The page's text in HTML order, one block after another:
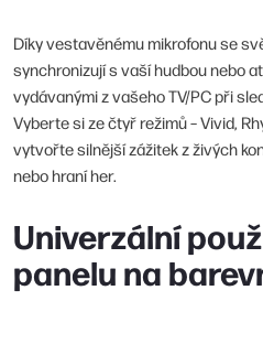
Díky vestavěnému mikrofonu se
synchronizují s vaší hudbou nebo
vydávanými z vašeho TV/PC při
Vyberte si ze čtyř režimů – Vivid,
vytvořte silnější zážitek z živých
nebo hraní her.
Univerzální
panelu na